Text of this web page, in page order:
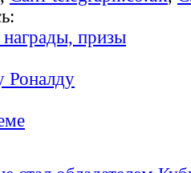
призы
Роналду